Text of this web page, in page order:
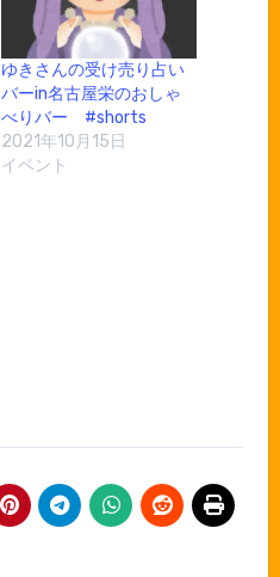
ゆきさんの受け売り占い
バーin名古屋栄のおしゃ
べりバー #shorts
2021年10月15日
イベント